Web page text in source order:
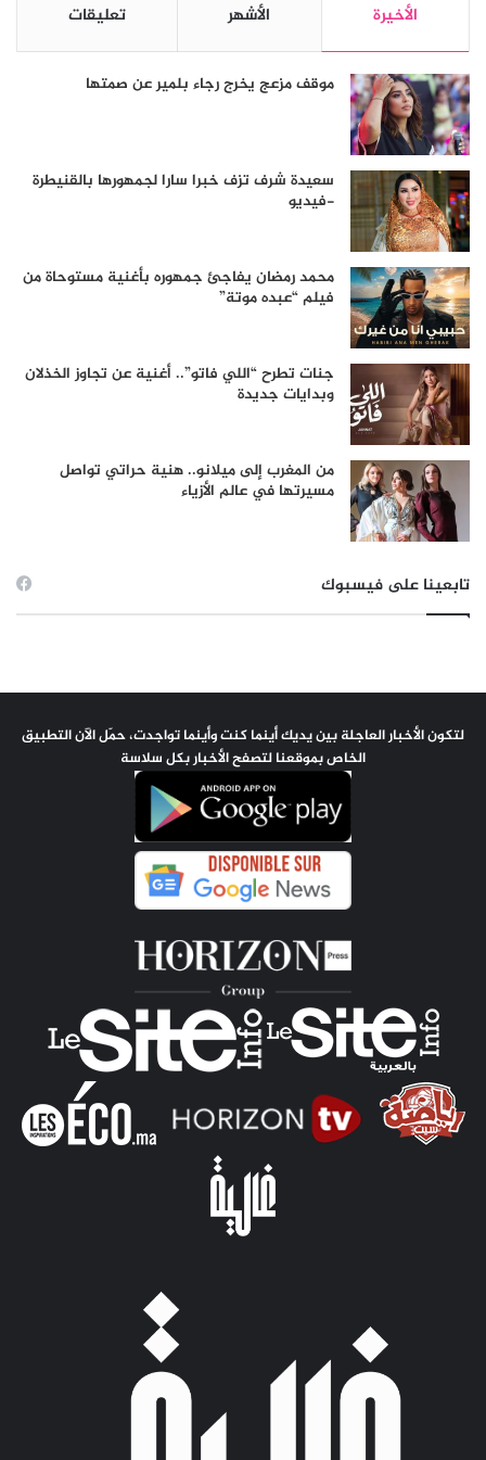
الأخيرة الأشهر تعليقات
موقف مزعج يخرج رجاء بلمير عن صمتها
سعيدة شرف تزف خبرا سارا لجمهورها بالقنيطرة
-فيديو
محمد رمضان يفاجئ جمهوره بأغنية مستوحاة من
فيلم “عبده موتة”
جنات تطرح “اللي فاتو”.. أغنية عن تجاوز الخذلان
وبدايات جديدة
من المغرب إلى ميلانو.. هنية حراتي تواصل
مسيرتها في عالم الأزياء
تابعينا على فيسبوك
لتكون الأخبار العاجلة بين يديك أينما كنت وأينما تواجدت، حمّل الآن التطبيق
الخاص بموقعنا لتصفح الأخبار بكل سلاسة